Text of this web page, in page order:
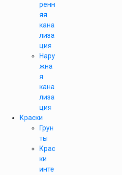
ренн
яя
кана
лиза
ция
Нару
жна
я
кана
лиза
ция
Краски
Грун
ты
Крас
ки
инте